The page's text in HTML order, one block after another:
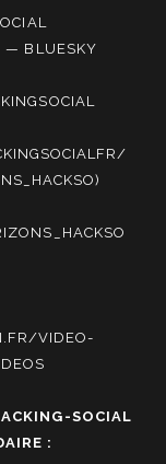
— BLUESKY
VIDEO-
SOCIAL
: